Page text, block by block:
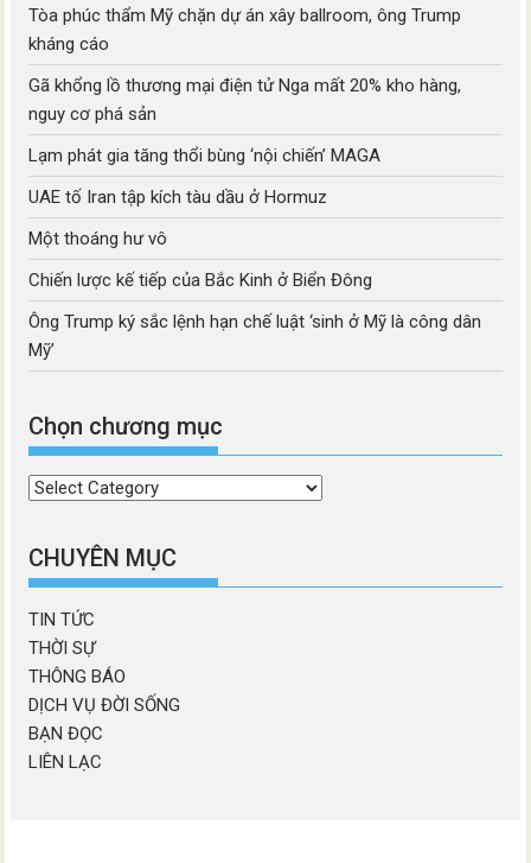
Tòa phúc thẩm Mỹ chặn dự án xây ballroom, ông Trump
kháng cáo
Gã khổng lồ thương mại điện tử Nga mất 20% kho hàng,
nguy cơ phá sản
Lạm phát gia tăng thổi bùng ‘nội chiến’ MAGA
UAE tố Iran tập kích tàu dầu ở Hormuz
Một thoáng hư vô
Chiến lược kế tiếp của Bắc Kinh ở Biển Đông
Ông Trump ký sắc lệnh hạn chế luật ‘sinh ở Mỹ là công dân
Mỹ’
Chọn chương mục
Chọn
mục
CHUYÊN MỤC
TIN TỨC
THỜI SỰ
THÔNG BÁO
DỊCH VỤ ĐỜI SỐNG
BẠN ĐỌC
LIÊN LẠC